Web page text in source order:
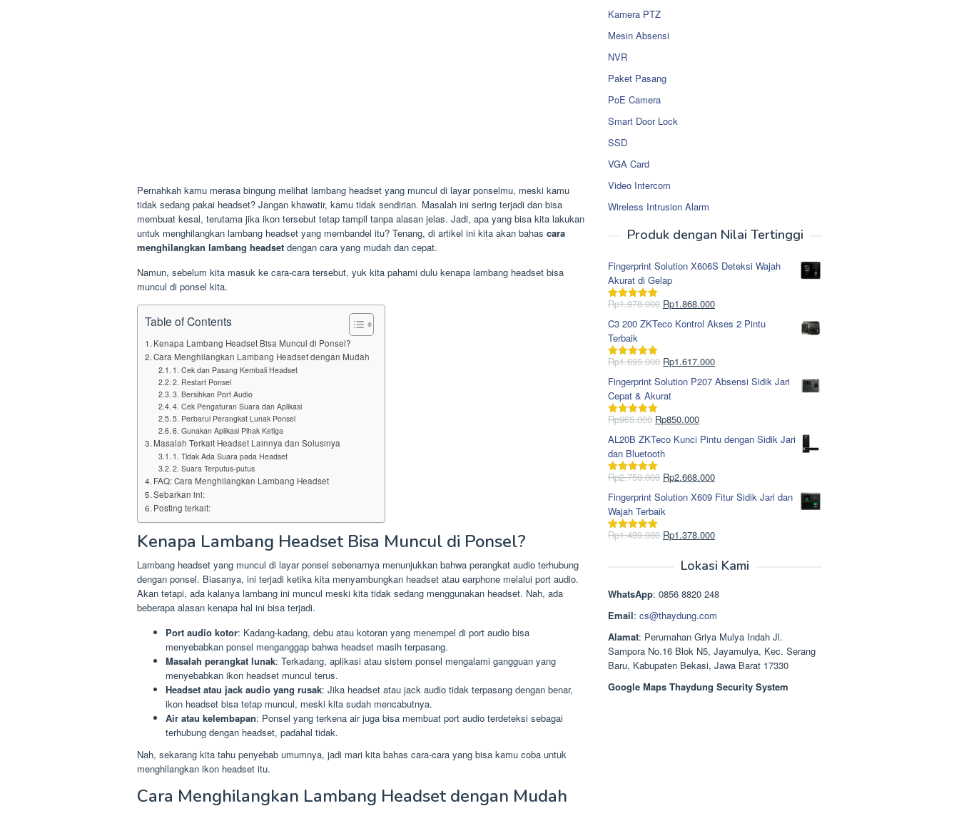
Pernahkah kamu merasa bingung melihat lambang headset yang muncul di layar ponselmu, meski kamu
tidak sedang pakai headset? Jangan khawatir, kamu tidak sendirian. Masalah ini sering terjadi dan bisa
membuat kesal, terutama jika ikon tersebut tetap tampil tanpa alasan jelas. Jadi, apa yang bisa kita lakukan
untuk menghilangkan lambang headset yang membandel itu? Tenang, di artikel ini kita akan bahas cara
menghilangkan lambang headset dengan cara yang mudah dan cepat.
Namun, sebelum kita masuk ke cara-cara tersebut, yuk kita pahami dulu kenapa lambang headset bisa
muncul di ponsel kita.
Table of Contents
Kenapa Lambang Headset Bisa Muncul di Ponsel?
Cara Menghilangkan Lambang Headset dengan Mudah
1. Cek dan Pasang Kembali Headset
2. Restart Ponsel
3. Bersihkan Port Audio
4. Cek Pengaturan Suara dan Aplikasi
5. Perbarui Perangkat Lunak Ponsel
6. Gunakan Aplikasi Pihak Ketiga
Masalah Terkait Headset Lainnya dan Solusinya
1. Tidak Ada Suara pada Headset
2. Suara Terputus-putus
FAQ: Cara Menghilangkan Lambang Headset
Sebarkan ini:
Posting terkait:
Kenapa Lambang Headset Bisa Muncul di Ponsel?
Lambang headset yang muncul di layar ponsel sebenarnya menunjukkan bahwa perangkat audio terhubung
dengan ponsel. Biasanya, ini terjadi ketika kita menyambungkan headset atau earphone melalui port audio.
Akan tetapi, ada kalanya lambang ini muncul meski kita tidak sedang menggunakan headset. Nah, ada
beberapa alasan kenapa hal ini bisa terjadi.
Port audio kotor: Kadang-kadang, debu atau kotoran yang menempel di port audio bisa
menyebabkan ponsel menganggap bahwa headset masih terpasang.
Masalah perangkat lunak: Terkadang, aplikasi atau sistem ponsel mengalami gangguan yang
menyebabkan ikon headset muncul terus.
Headset atau jack audio yang rusak: Jika headset atau jack audio tidak terpasang dengan benar,
ikon headset bisa tetap muncul, meski kita sudah mencabutnya.
Air atau kelembapan: Ponsel yang terkena air juga bisa membuat port audio terdeteksi sebagai
terhubung dengan headset, padahal tidak.
Nah, sekarang kita tahu penyebab umumnya, jadi mari kita bahas cara-cara yang bisa kamu coba untuk
menghilangkan ikon headset itu.
Cara Menghilangkan Lambang Headset dengan Mudah
Kamera PTZ
Mesin Absensi
NVR
Paket Pasang
PoE Camera
Smart Door Lock
SSD
VGA Card
Video Intercom
Wireless Intrusion Alarm
Produk dengan Nilai Tertinggi
Fingerprint Solution X606S Deteksi Wajah
Akurat di Gelap
Dinilai5.00
Rp1.978.000 Harga
aslinya
adalah:
Rp1.868.000Harga
saat
ini
Rp1.868.000.
C3 200 ZKTeco Kontrol Akses 2 Pintu
Terbaik
Dinilai5.00
Rp1.695.000 Harga
aslinya
adalah:
Rp1.695.000.
Rp1.617.000Harga
saat
ini
Fingerprint Solution P207 Absensi Sidik Jari
Cepat & Akurat
Dinilai5.00
Rp965.000 Harga
aslinya
adalah:
Rp965.000.
Rp850.000Harga
saat
ini
Rp850.000.
AL20B ZKTeco Kunci Pintu dengan Sidik Jari
dan Bluetooth
Dinilai5.00
Rp2.750.000 Harga
aslinya
adalah:
Rp2.750.000.
Rp2.668.000Harga
saat
ini
Rp2.668.000.
Fingerprint Solution X609 Fitur Sidik Jari dan
Wajah Terbaik
Dinilai5.00
Rp1.489.000 Harga
adalah:
Rp1.378.000Harga
ini
Rp1.378.000.
Lokasi Kami
WhatsApp: 0856 8820 248
Email: cs@thaydung.com
Alamat: Perumahan Griya Mulya Indah Jl.
Sampora No.16 Blok N5, Jayamulya, Kec. Serang
Baru, Kabupaten Bekasi, Jawa Barat 17330
Google Maps Thaydung Security System